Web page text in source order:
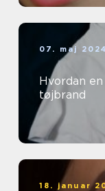
07. maj 2024
Hvordan
tøjbrand
18. januar